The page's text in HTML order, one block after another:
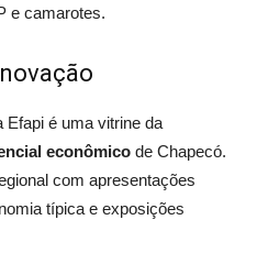
e camarotes.
Efapi é uma vitrine da
econômico de Chapecó.
com apresentações
típica e exposições